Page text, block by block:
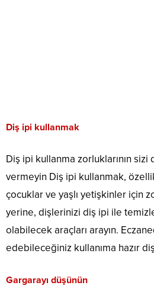
Diş ipi kullanmak
Diş ipi kullanma zorluklarının sizi
vermeyin Diş ipi kullanmak,
çocuklar ve yaşlı yetişkinler için
yerine, dişlerinizi diş ipi ile
olabilecek araçları arayın.
edebileceğiniz kullanıma hazır
Gargarayı düşünün